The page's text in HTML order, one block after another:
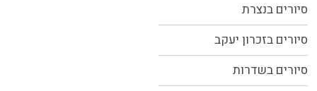
סיורים בנצרת
סיורים בזכרון יעקב
סיורים בשדרות